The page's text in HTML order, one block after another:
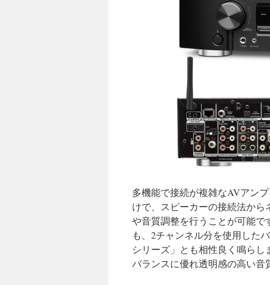
多機能で接続が複雑なAVアン
けで、スピーカーの接続法か
や音質調整を行うことが可能
も、2チャンネル分を使用した
シリーズ」とも相性良く鳴ら
バランスに優れ透明感の高い音